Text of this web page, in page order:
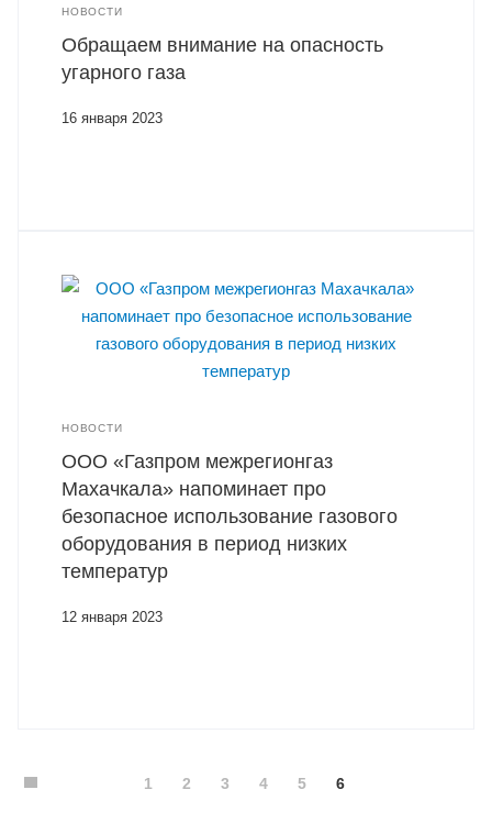
НОВОСТИ
Обращаем внимание на опасность
угарного газа
16 января 2023
НОВОСТИ
ООО «Газпром межрегионгаз
Махачкала» напоминает про
безопасное использование газового
оборудования в период низких
температур
12 января 2023
1 2 3 4 5 6